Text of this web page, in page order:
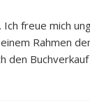
freue mich
Rahmen
den